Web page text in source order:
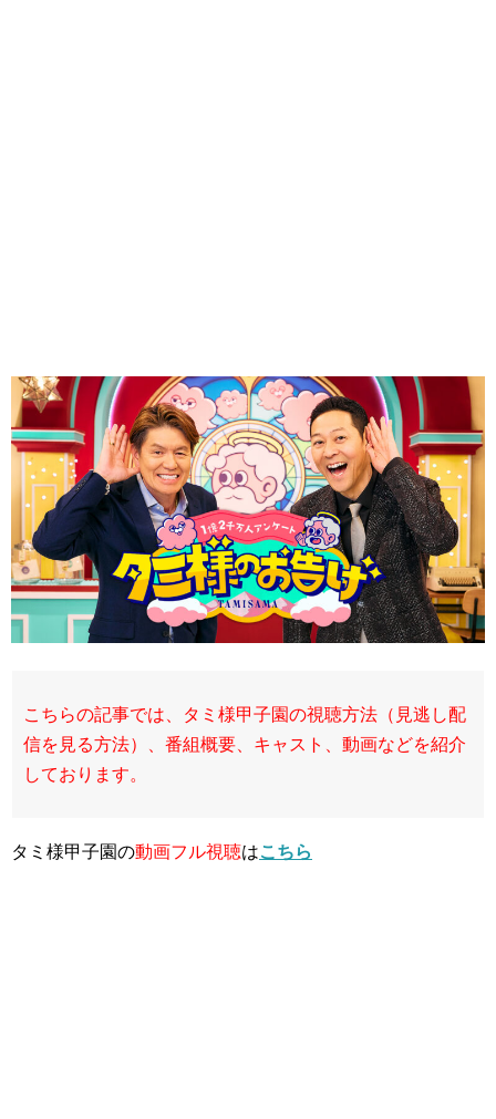
こちらの記事では、タミ様甲子園の視聴方法（見逃し配
信を見る方法）、番組概要、キャスト、動画などを紹介
しております。
タミ様甲子園の動画フル視聴はこちら